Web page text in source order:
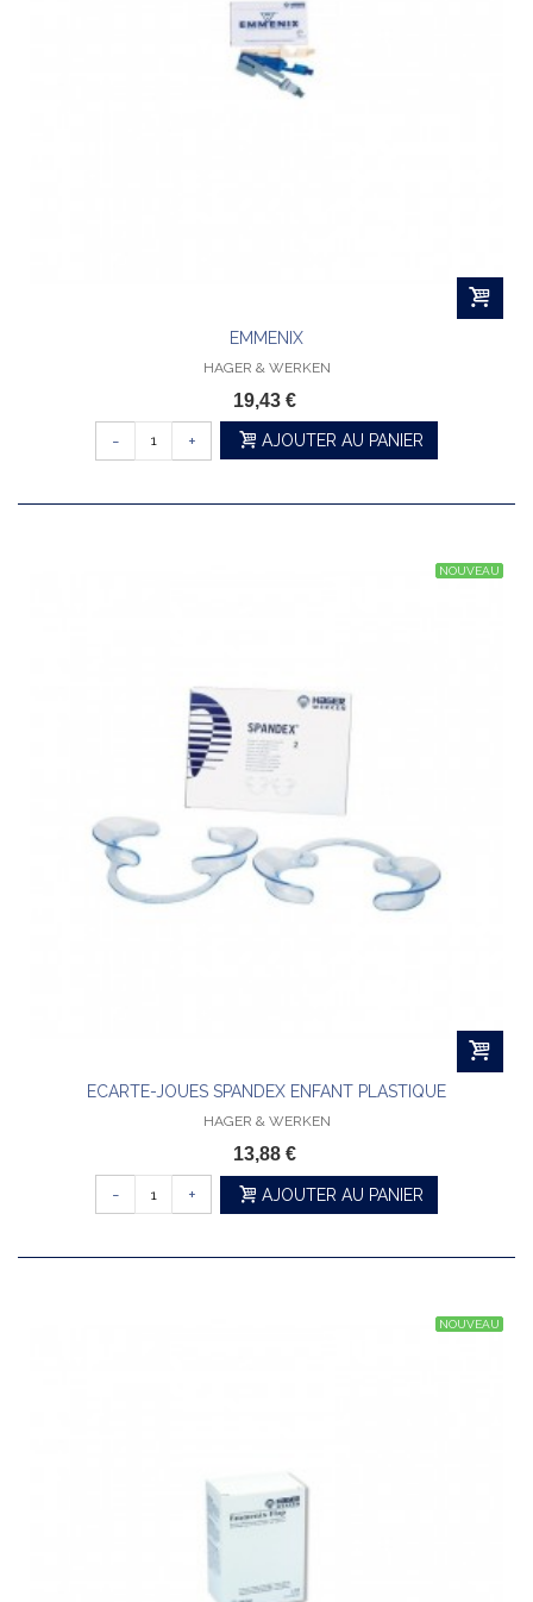
EMMENIX
HAGER & WERKEN
19,43 €
- + AJOUTER AU PANIER
NOUVEAU
ECARTE-JOUES SPANDEX ENFANT PLASTIQUE
HAGER & WERKEN
13,88 €
- + AJOUTER AU PANIER
NOUVEAU